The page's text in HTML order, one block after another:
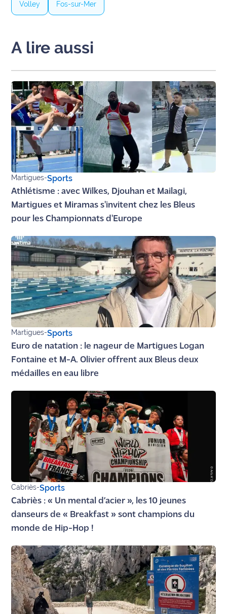
site maritima.fr
Volley Fos-sur-Mer
A lire aussi
Martigues-Sports
Athlétisme : avec Wilkes, Djouhan et Mailagi,
Martigues et Miramas s'invitent chez les Bleus
pour les Championnats d'Europe
Martigues-Sports
Euro de natation : le nageur de Martigues Logan
Fontaine et M-A. Olivier offrent aux Bleus deux
médailles en eau libre
Cabriès-Sports
Cabriès : « Un mental d’acier », les 10 jeunes
danseurs de « Breakfast » sont champions du
monde de Hip-Hop !